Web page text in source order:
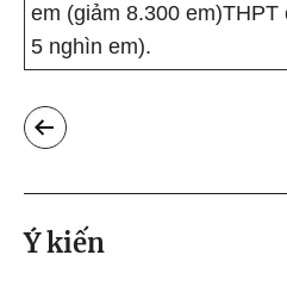
em (giảm 8.300 em)THPT
5 nghìn em).
Ý kiến